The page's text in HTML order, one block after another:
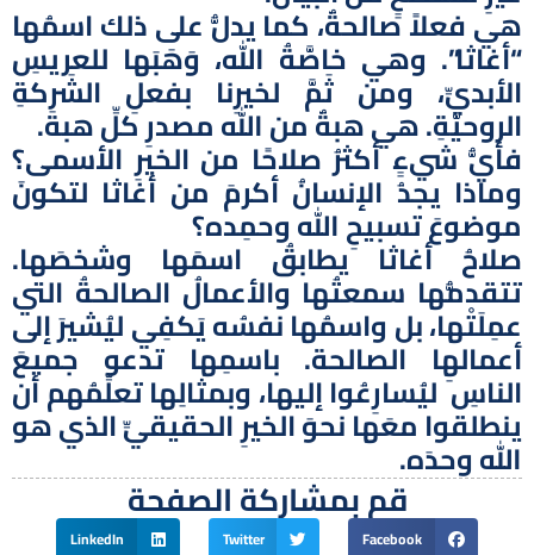
هي فعلاً صالحةٌ، كما يدلُّ على ذلك اسمُها
“أغاثا”. وهي خاصَّةُ الله، وَهَبَها للعريسِ
الأبديِّ، ومن ثَمَّ لخيرِنا بفعلِ الشَرِكةِ
الروحيَّةِ. هي هبةٌ من الله مصدرِ كلِّ هبة.
فأيُّ شيءٍ أكثرُ صلاحًا من الخيرِ الأسمى؟
وماذا يجدُ الإنسانُ أكرمَ من أغاثا لتكونَ
موضوعَ تسبيحِ الله وحمِده؟
صلاحُ أغاثا يطابقُ اسمَها وشخصَها.
تتقدمُّها سمعتُها والأعمالُ الصالحةُ التي
عمِلَتْها، بل واسمُها نفسُه يَكفِي ليُشيرَ إلى
أعمالهِا الصالحة. باسمِها تدعو جميعَ
الناسِ ليُسارِعُوا إليها، وبمثالِها تعلِّمُهم أن
ينطلقوا معَها نحوَ الخيرِ الحقيقيِّ الذي هو
الله وحدَه.
قم بمشاركة الصفحة
Facebook
Twitter
LinkedIn